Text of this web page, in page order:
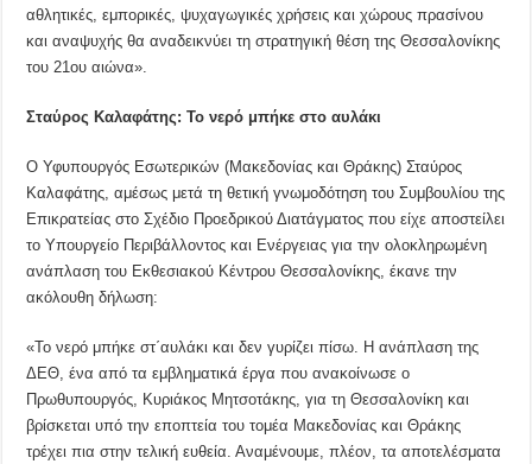
αθλητικές, εμπορικές, ψυχαγωγικές χρήσεις και χώρους πρασίνου
και αναψυχής θα αναδεικνύει τη στρατηγική θέση της Θεσσαλονίκης
του 21ου αιώνα».
Σταύρος Καλαφάτης: Το νερό μπήκε στο αυλάκι
Ο Υφυπουργός Εσωτερικών (Μακεδονίας και Θράκης) Σταύρος
Καλαφάτης, αμέσως μετά τη θετική γνωμοδότηση του Συμβουλίου της
Επικρατείας στο Σχέδιο Προεδρικού Διατάγματος που είχε αποστείλει
το Υπουργείο Περιβάλλοντος και Ενέργειας για την ολοκληρωμένη
ανάπλαση του Εκθεσιακού Κέντρου Θεσσαλονίκης, έκανε την
ακόλουθη δήλωση:
«Το νερό μπήκε στ΄αυλάκι και δεν γυρίζει πίσω. Η ανάπλαση της
ΔΕΘ, ένα από τα εμβληματικά έργα που ανακοίνωσε ο
Πρωθυπουργός, Κυριάκος Μητσοτάκης, για τη Θεσσαλονίκη και
βρίσκεται υπό την εποπτεία του τομέα Μακεδονίας και Θράκης
τρέχει πια στην τελική ευθεία. Αναμένουμε, πλέον, τα αποτελέσματα